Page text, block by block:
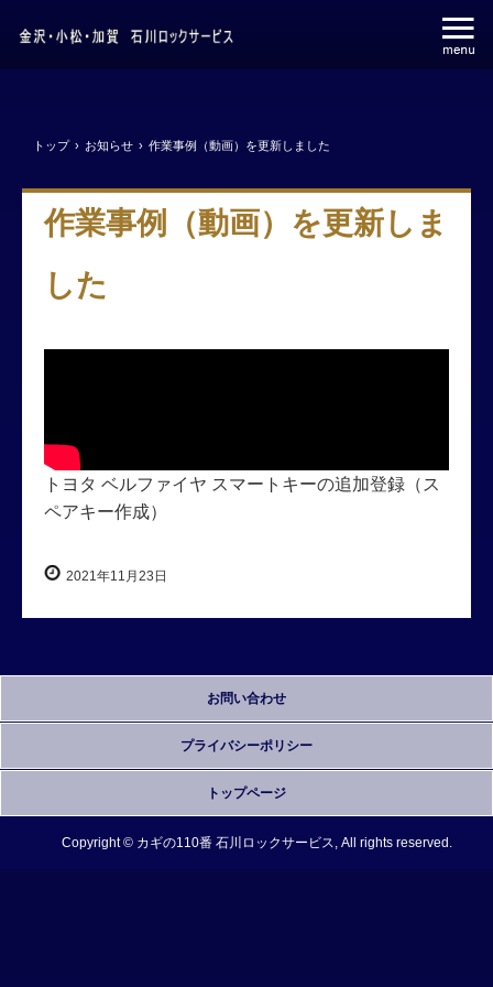
トップ › お知らせ › 作業事例（動画）を更新しました
作業事例（動画）を更新しま
した
トヨタ ベルファイヤ スマートキーの追加登録（ス
ペアキー作成）
2021年11月23日
お問い合わせ
プライバシーポリシー
トップページ
Copyright © カギの110番 石川ロックサービス, All rights reserved.